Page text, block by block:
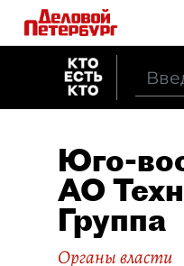
Юго-
АО
Группа
Органы власти